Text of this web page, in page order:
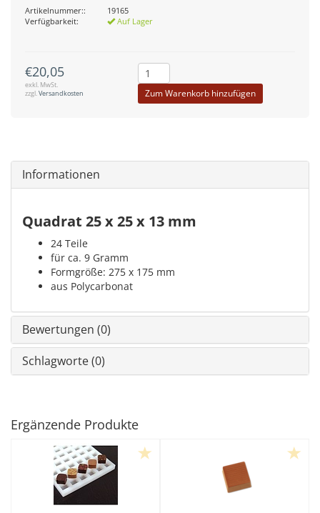
Artikelnummer::
19165
Verfügbarkeit:
Auf Lager
€20,05
exkl. MwSt.
zzgl.Versandkosten Zum Warenkorb hinzufügen
Informationen
Quadrat 25 x 25 x 13 mm
24 Teile
für ca. 9 Gramm
Formgröße: 275 x 175 mm
aus Polycarbonat
Bewertungen (0)
Schlagworte (0)
Ergänzende Produkte